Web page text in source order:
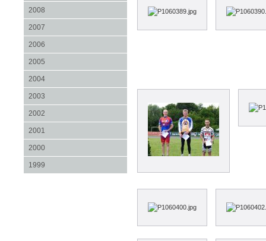
2008
2007
2006
2005
2004
2003
2002
2001
2000
1999